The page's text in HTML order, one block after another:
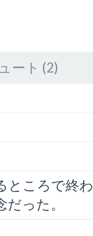
ート (2)
ところで終わ
った。